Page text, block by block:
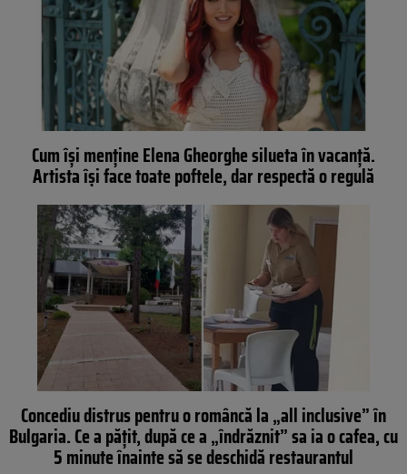
Cum își menține Elena Gheorghe silueta în vacanță.
Artista își face toate poftele, dar respectă o regulă
Concediu distrus pentru o româncă la „all inclusive” în
Bulgaria. Ce a pățit, după ce a „îndrăznit” sa ia o cafea, cu
5 minute înainte să se deschidă restaurantul